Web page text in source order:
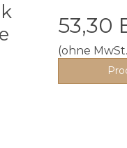
53,30
(ohne